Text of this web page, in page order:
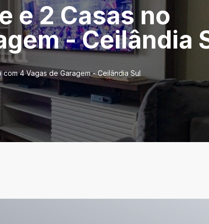
e 2 Casas no
- Ceilândia
4 Vagas de Garagem - Ceilândia Sul